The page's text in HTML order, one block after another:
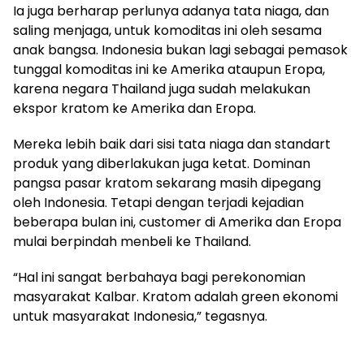
Ia juga berharap perlunya adanya tata niaga, dan
saling menjaga, untuk komoditas ini oleh sesama
anak bangsa. Indonesia bukan lagi sebagai pemasok
tunggal komoditas ini ke Amerika ataupun Eropa,
karena negara Thailand juga sudah melakukan
ekspor kratom ke Amerika dan Eropa.
Mereka lebih baik dari sisi tata niaga dan standart
produk yang diberlakukan juga ketat. Dominan
pangsa pasar kratom sekarang masih dipegang
oleh Indonesia. Tetapi dengan terjadi kejadian
beberapa bulan ini, customer di Amerika dan Eropa
mulai berpindah menbeli ke Thailand.
“Hal ini sangat berbahaya bagi perekonomian
masyarakat Kalbar. Kratom adalah green ekonomi
untuk masyarakat Indonesia,” tegasnya.